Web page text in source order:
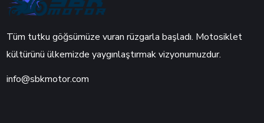
Tüm tutku göğsümüze vuran rüzgarla başladı. Motosiklet
kültürünü ülkemizde yaygınlaştırmak vizyonumuzdur.
info@sbkmotor.com